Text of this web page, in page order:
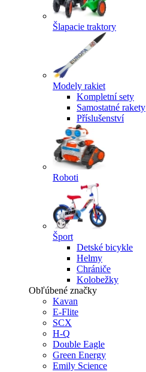
Šlapacie traktory
Modely rakiet
Kompletní sety
Samostatné rakety
Příslušenství
Roboti
Šport
Detské bicykle
Helmy
Chrániče
Kolobežky
Obľúbené značky
Kavan
E-Flite
SCX
H-Q
Double Eagle
Green Energy
Emily Science